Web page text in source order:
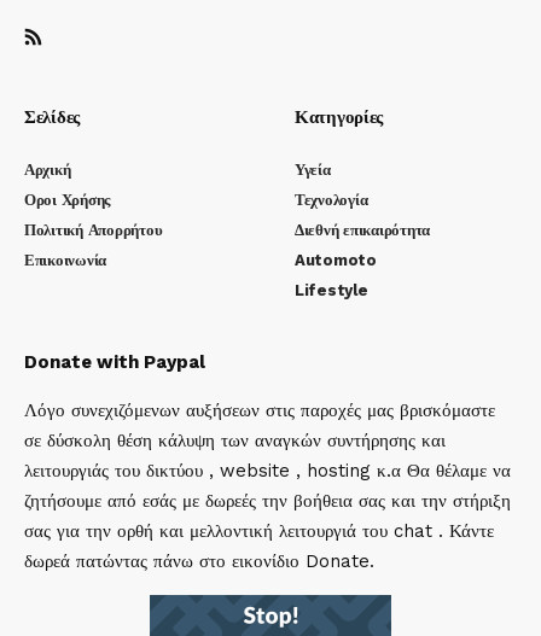
Σελίδες
Αρχική
Οροι Χρήσης
Πολιτική Απορρήτου
Επικοινωνία
Κατηγορίες
Υγεία
Τεχνολογία
Διεθνή επικαιρότητα
Automoto
Lifestyle
Donate with Paypal
Λόγο συνεχιζόμενων αυξήσεων στις παροχές μας βρισκόμαστε
σε δύσκολη θέση κάλυψη των αναγκών συντήρησης και
λειτουργιάς του δικτύου , website , hosting κ.α Θα θέλαμε να
ζητήσουμε από εσάς με δωρεές την βοήθεια σας και την στήριξη
σας για την ορθή και μελλοντική λειτουργιά του chat . Κάντε
δωρεά πατώντας πάνω στο εικονίδιο Donate.